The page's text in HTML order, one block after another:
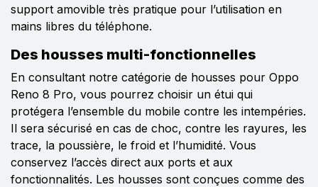
support amovible très pratique pour l’utilisation en
mains libres du téléphone.
Des housses multi-fonctionnelles
En consultant notre catégorie de housses pour Oppo
Reno 8 Pro, vous pourrez choisir un étui qui
protégera l’ensemble du mobile contre les intempéries.
Il sera sécurisé en cas de choc, contre les rayures, les
trace, la poussière, le froid et l’humidité. Vous
conservez l’accès direct aux ports et aux
fonctionnalités. Les housses sont conçues comme des